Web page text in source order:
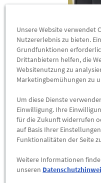
311087329
Der kann was:
VW Canvas-Rucksack im
für Ihren Rechner bietet,
aussieht?
Unsere Website verwendet
Nutzererlebnis zu bieten.
Grundfunktionen
Drittanbietern helfen, die
Websitenutzung zu
Marketingbemühungen zu
Um diese Dienste
Einwilligung. Ihre
für die Zukunft widerrufen
auf Basis Ihrer
Funktionalitäten der Seite
Weitere Informationen
unseren